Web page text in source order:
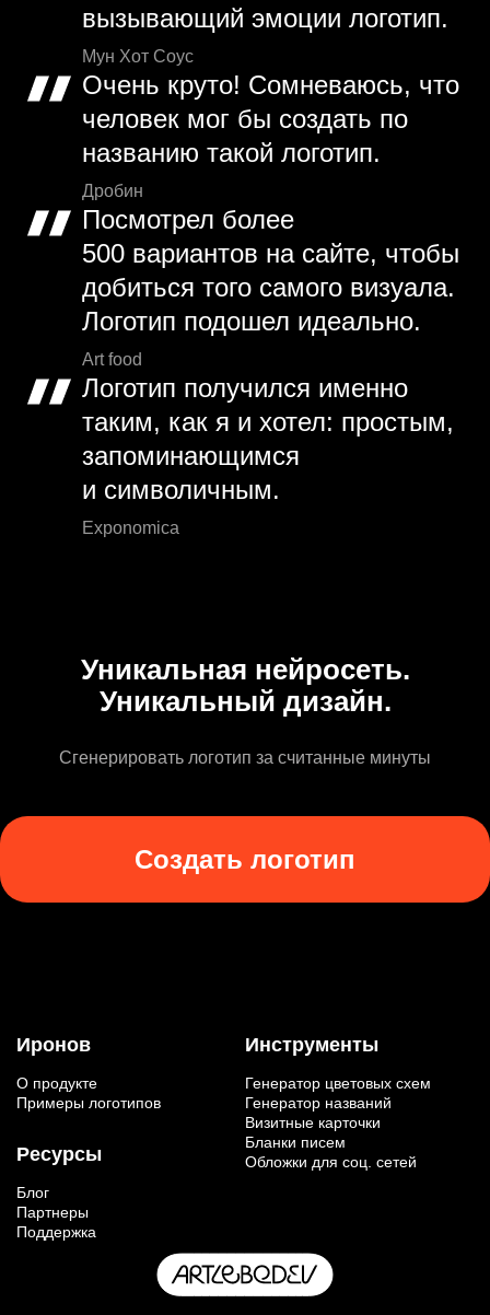
вызывающий эмоции логотип.
Мун Хот Соус
Очень круто! Сомневаюсь, что
человек мог бы создать по
названию такой логотип.
Дробин
Посмотрел более
500 вариантов на сайте, чтобы
добиться того самого визуала.
Логотип подошел идеально.
Art food
Логотип получился именно
таким, как я и хотел: простым,
запоминающимся
и символичным.
Exponomica
Уникальная нейросеть.
Уникальный дизайн.
Сгенерировать логотип за считанные минуты
Создать логотип
Иронов
О продукте
Примеры логотипов
Ресурсы
Блог
Партнеры
Поддержка
Инструменты
Генератор цветовых схем
Генератор названий
Визитные карточки
Бланки писем
Обложки для соц. сетей